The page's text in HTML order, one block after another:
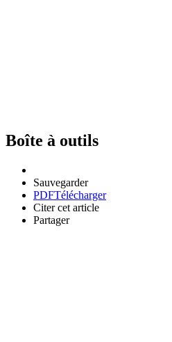
Boîte à outils
Sauvegarder
PDFTélécharger
Citer cet article
Partager